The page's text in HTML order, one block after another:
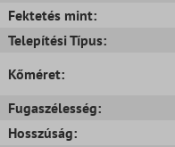
Fektetés mint:
Telepítési Típus:
Kőméret:
Fugaszélesség:
Hosszúság: